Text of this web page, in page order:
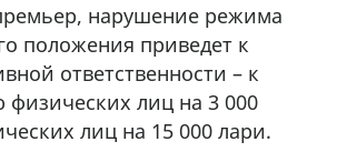
нарушение режима
положения приведет к
ответственности – к
лиц на 3 000
лиц на 15 000 лари.